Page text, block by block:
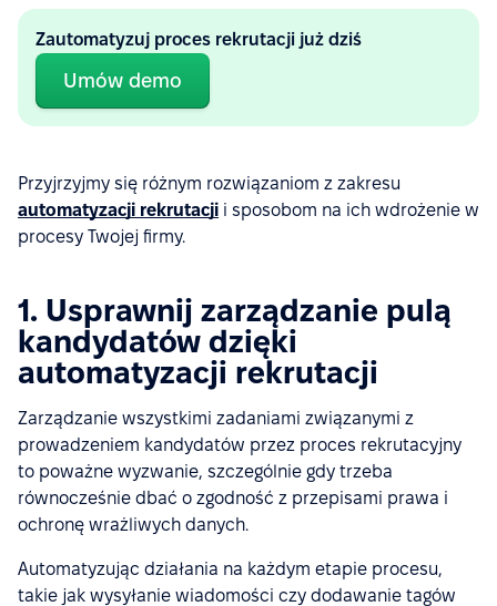
Zautomatyzuj proces rekrutacji już dziś
Umów demo
Przyjrzyjmy się różnym rozwiązaniom z zakresu
automatyzacji rekrutacji i sposobom na ich wdrożenie w
procesy Twojej firmy.
1. Usprawnij zarządzanie pulą
kandydatów dzięki
automatyzacji rekrutacji
Zarządzanie wszystkimi zadaniami związanymi z
prowadzeniem kandydatów przez proces rekrutacyjny
to poważne wyzwanie, szczególnie gdy trzeba
równocześnie dbać o zgodność z przepisami prawa i
ochronę wrażliwych danych.
Automatyzując działania na każdym etapie procesu,
takie jak wysyłanie wiadomości czy dodawanie tagów